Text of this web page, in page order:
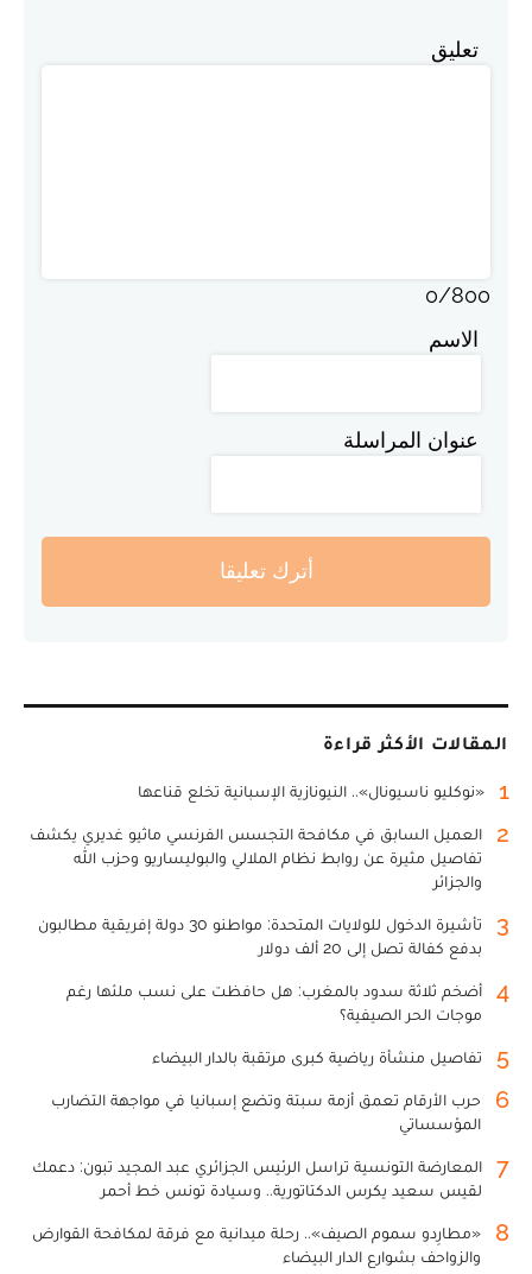
تعليق
0/800
الاسم
عنوان المراسلة
أترك تعليقا
المقالات الأكثر قراءة
1 «نوكليو ناسيونال».. النيونازية الإسبانية تخلع قناعها
2
العميل السابق في مكافحة التجسس الفرنسي ماثيو غديري يكشف
تفاصيل مثيرة عن روابط نظام الملالي والبوليساريو وحزب الله
والجزائر
3
تأشيرة الدخول للولايات المتحدة: مواطنو 30 دولة إفريقية مطالبون
بدفع كفالة تصل إلى 20 ألف دولار
4
أضخم ثلاثة سدود بالمغرب: هل حافظت على نسب ملئها رغم
موجات الحر الصيفية؟
5 تفاصيل منشأة رياضية كبرى مرتقبة بالدار البيضاء
6
حرب الأرقام تعمق أزمة سبتة وتضع إسبانيا في مواجهة التضارب
المؤسساتي
7
المعارضة التونسية تراسل الرئيس الجزائري عبد المجيد تبون: دعمك
لقيس سعيد يكرس الدكتاتورية.. وسيادة تونس خط أحمر
8
«مطارِدو سموم الصيف».. رحلة ميدانية مع فرقة لمكافحة القوارض
والزواحف بشوارع الدار البيضاء